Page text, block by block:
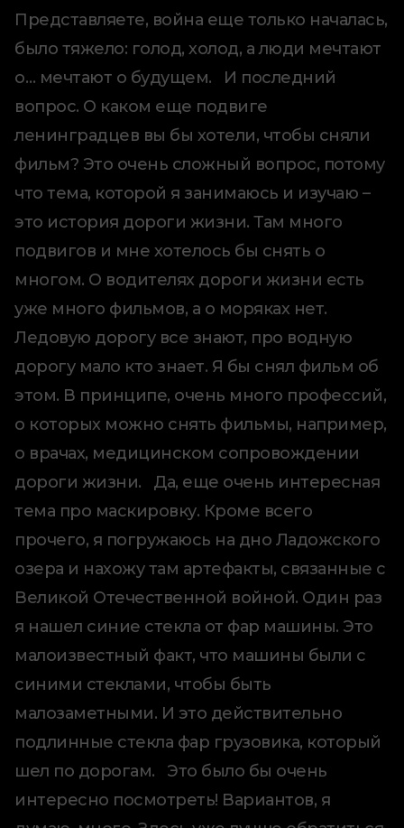
Представляете, война еще только началась,
было тяжело: голод, холод, а люди мечтают
о… мечтают о будущем. И последний
вопрос. О каком еще подвиге
ленинградцев вы бы хотели, чтобы сняли
фильм? Это очень сложный вопрос, потому
что тема, которой я занимаюсь и изучаю –
это история дороги жизни. Там много
подвигов и мне хотелось бы снять о
многом. О водителях дороги жизни есть
уже много фильмов, а о моряках нет.
Ледовую дорогу все знают, про водную
дорогу мало кто знает. Я бы снял фильм об
этом. В принципе, очень много профессий,
о которых можно снять фильмы, например,
о врачах, медицинском сопровождении
дороги жизни. Да, еще очень интересная
тема про маскировку. Кроме всего
прочего, я погружаюсь на дно Ладожского
озера и нахожу там артефакты, связанные с
Великой Отечественной войной. Один раз
я нашел синие стекла от фар машины. Это
малоизвестный факт, что машины были с
синими стеклами, чтобы быть
малозаметными. И это действительно
подлинные стекла фар грузовика, который
шел по дорогам. Это было бы очень
интересно посмотреть! Вариантов, я